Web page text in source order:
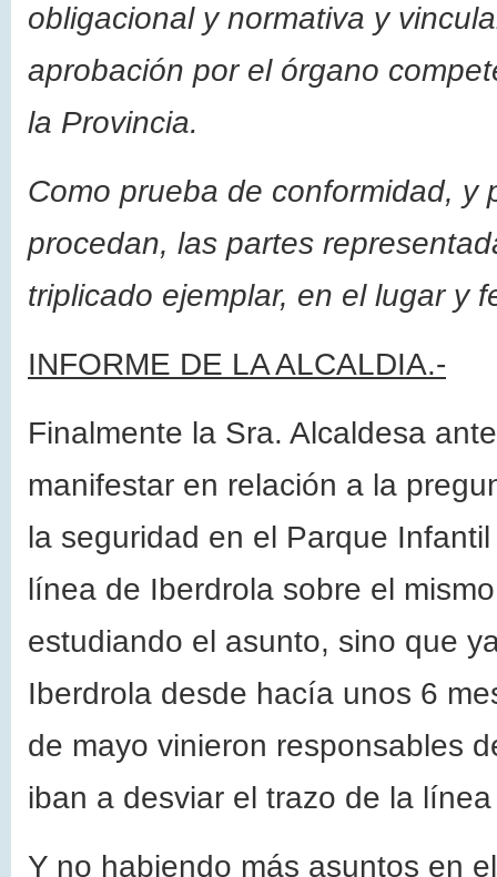
obligacional y normativa y
aprobación por el órgano
la Provincia.
Como prueba de conformidad, y
procedan, las partes
triplicado ejemplar, en el lugar y
INFORME DE LA ALCALDIA.-
Finalmente la Sra. Alcaldesa
manifestar en relación a la
la seguridad en el Parque
línea de Iberdrola sobre el
estudiando el asunto, sino que
Iberdrola desde hacía unos 6
de mayo vinieron responsables
iban a desviar el trazo de la
Y no habiendo más asuntos en